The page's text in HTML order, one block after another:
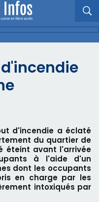
d'incendie a éclaté
du quartier de
éteint avant l'arrivée
à l'aide d'un
dont les occupants
en charge par les
intoxiqués par